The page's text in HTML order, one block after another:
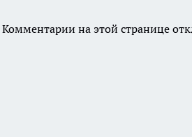
Комментарии на этой странице